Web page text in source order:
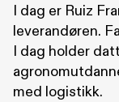
I dag er Ruiz
leverandøren.
I dag holder
med logistikk.